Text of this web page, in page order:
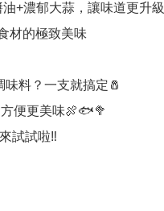
+濃郁大蒜，讓味道更升級
材的極致美味
味料？一支就搞定🧂
便更美味🍖🐟🥦